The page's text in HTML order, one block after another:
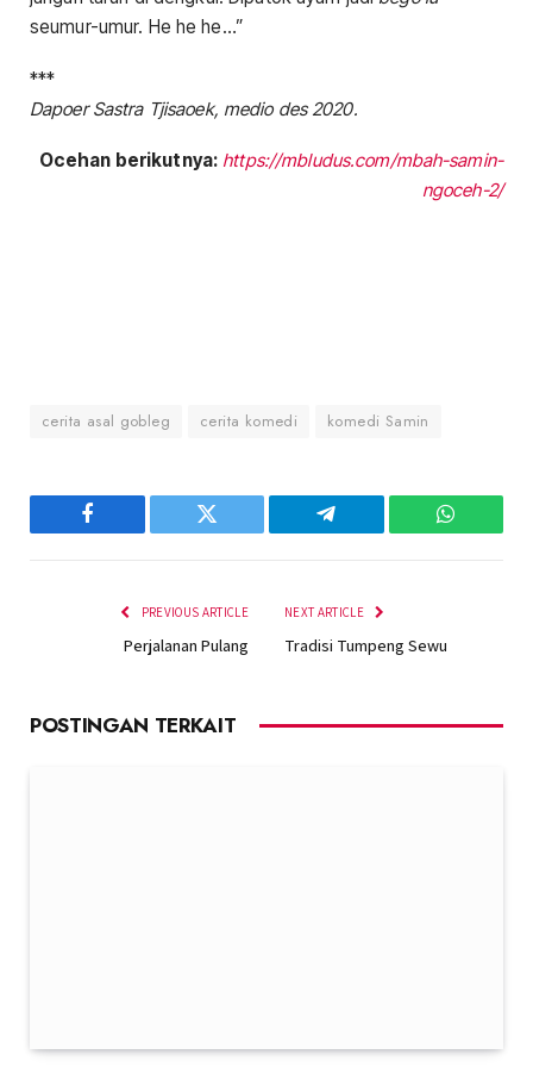
seumur-umur. He he he…”
***
Dapoer Sastra Tjisaoek, medio des 2020.
Ocehan berikutnya: https://mbludus.com/mbah-samin-
ngoceh-2/
cerita asal gobleg cerita komedi komedi Samin
Facebook Twitter Telegram
PREVIOUS ARTICLE
Perjalanan Pulang
NEXT ARTICLE
Tradisi Tumpeng Sewu
POSTINGAN TERKAIT